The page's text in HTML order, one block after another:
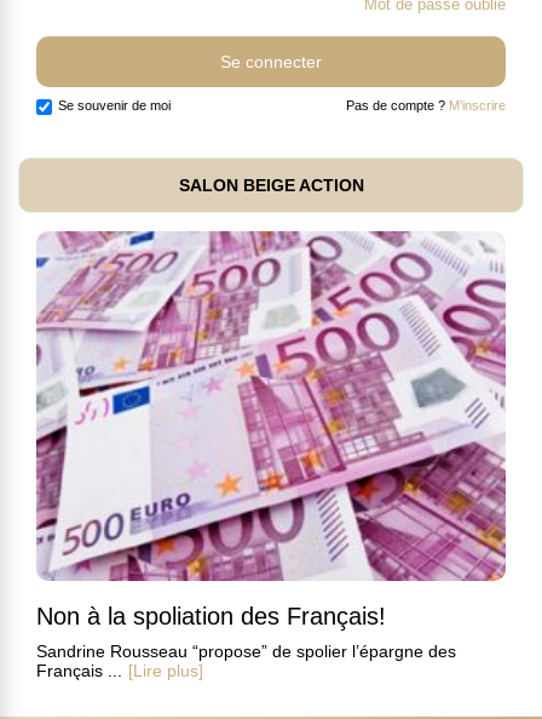
Mot de passe oublié
Se souvenir de moi Pas de compte ? M'inscrire
SALON BEIGE ACTION
Non à la spoliation des Français!
Sandrine Rousseau “propose” de spolier l’épargne des
Français ...
[Lire plus]